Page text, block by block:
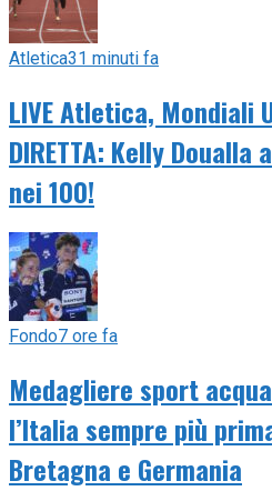
Atletica31 minuti fa
LIVE Atletica, Mondiali
DIRETTA: Kelly
nei 100!
Fondo7 ore fa
Medagliere sport
l’Italia sempre più
Bretagna e Germania